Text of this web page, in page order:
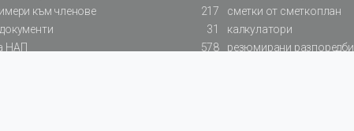
към членове 217
сметки от сметкоплан
31
калкулатори
НАП 578
резюмирани разпоредби